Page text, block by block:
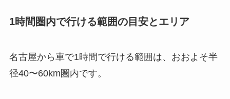
1時間圏内で行ける範囲の目安とエリア
名古屋から車で1時間で行ける範囲は、おおよそ半
径40〜60km圏内です。